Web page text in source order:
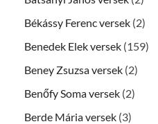
Békássy Ferenc versek (2)
Benedek Elek versek (159)
Beney Zsuzsa versek (2)
Benőfy Soma versek (2)
Berde Mária versek (3)